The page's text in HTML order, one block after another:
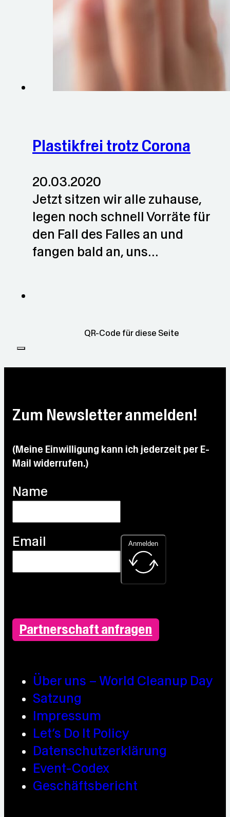
Plastikfrei trotz Corona
20.03.2020
Jetzt sitzen wir alle zuhause,
legen noch schnell Vorräte für
den Fall des Falles an und
fangen bald an, uns…
QR-Code für diese Seite
Partnerschaft anfragen
Über uns – World Cleanup Day
Satzung
Impressum
Let’s Do It Policy
Datenschutzerklärung
Event-Codex
Geschäftsbericht
Zum Newsletter anmelden!
(Meine Einwilligung kann ich jederzeit per E-
Mail widerrufen.)
Name
Email Anmelden